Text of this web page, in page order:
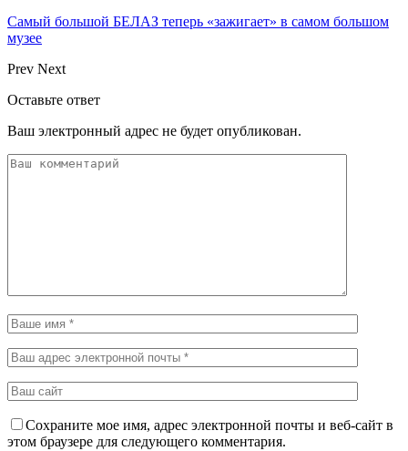
Самый большой БЕЛАЗ теперь «зажигает» в самом большом
музее
Prev Next
Оставьте ответ
Ваш электронный адрес не будет опубликован.
Сохраните мое имя, адрес электронной почты и веб-сайт в
этом браузере для следующего комментария.